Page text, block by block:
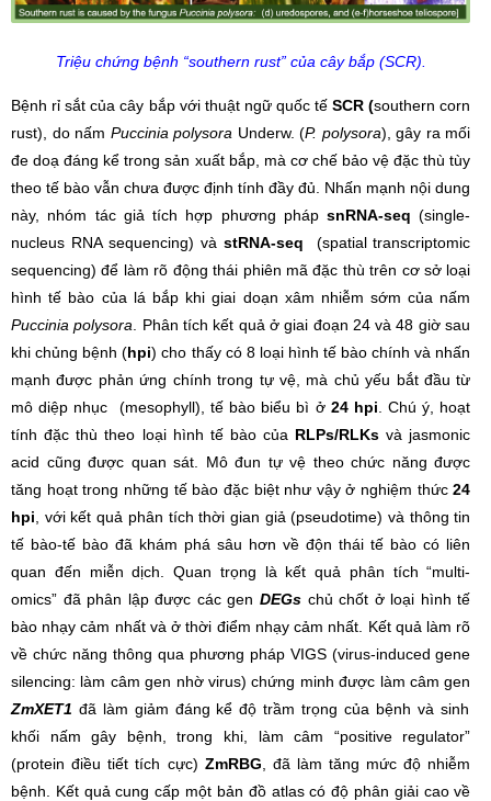
Triệu chứng bệnh “southern rust” của cây bắp (SCR).
Bệnh rỉ sắt của cây bắp với thuật ngữ quốc tế SCR (southern corn
rust), do nấm Puccinia polysora Underw. (P. polysora), gây ra mối
đe doạ đáng kể trong sản xuất bắp, mà cơ chế bảo vệ đặc thù tùy
theo tế bào vẫn chưa được định tính đầy đủ. Nhấn mạnh nội dung
này, nhóm tác giả tích hợp phương phápsnRNA-seq (single-
nucleus RNA sequencing) và stRNA-seq (spatial transcriptomic
sequencing) để làm rõ động thái phiên mã đặc thù trên cơ sở loại
hình tế bào của lá bắp khi giai doạn xâm nhiễm sớm của nấm
Puccinia polysora . Phân tích kết quả ở giai đoạn 24 và 48 giờ sau
khi chủng bệnh (hpi) cho thấy có 8 loại hình tế bào chính và nhấn
mạnh được phản ứng chính trong tự vệ, mà chủ yếu bắt đầu từ
mô diệp nhục (mesophyll), tế bào biểu bì ở 24 hpi . Chú ý, hoạt
tính đặc thù theo loại hình tế bào của RLPs/RLKs và jasmonic
acid cũng được quan sát. Mô đun tự vệ theo chức năng được
tăng hoạt trong những tế bào đặc biệt như vậy ở nghiệm thức24
hpi , với kết quả phân tích thời gian giả (pseudotime) và thông tin
tế bào-tế bào đã khám phá sâu hơn về độn thái tế bào có liên
quan đến miễn dịch. Quan trọng là kết quả phân tích “multi-
omics” đã phân lập được các genDEGs chủ chốt ở loại hình tế
bào nhạy cảm nhất và ở thời điểm nhạy cảm nhất. Kết quả làm rõ
về chức năng thông qua phương pháp VIGS (virus-induced gene
silencing: làm câm gen nhờ virus) chứng minh được làm câm gen
ZmXET1 đã làm giảm đáng kể độ trầm trọng của bệnh và sinh
khối nấm gây bệnh, trong khi, làm câm “positive regulator”
(protein điều tiết tích cực) ZmRBG , đã làm tăng mức độ nhiễm
bệnh. Kết quả cung cấp một bản đồ atlas có độ phân giải cao về